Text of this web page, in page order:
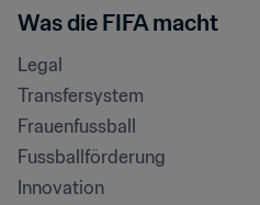
Was die FIFA macht
Legal
Transfersystem
Frauenfussball
Fussballförderung
Innovation